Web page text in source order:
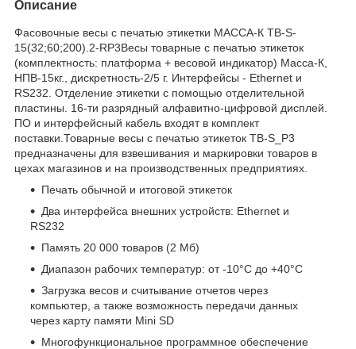
Описание
Фасовочные весы с печатью этикетки МАССА-К ТВ-S-
15(32;60;200).2-RP3Весы товарные с печатью этикеток
(комплектность: платформа + весовой индикатор) Масса-К,
НПВ-15кг., дискретность-2/5 г. Интерфейсы - Ethernet и
RS232. Отделение этикетки с помощью отделительной
пластины. 16-ти разрядный алфавитно-цифровой дисплей.
ПО и интерфейсный кабель входят в комплект
поставки.Товарные весы с печатью этикеток TB-S_P3
предназначены для взвешивания и маркировки товаров в
цехах магазинов и на производственных предприятиях.
Печать обычной и итоговой этикеток
Два интерфейса внешних устройств: Ethernet и
RS232
Память 20 000 товаров (2 Мб)
Диапазон рабочих температур: от -10°C до +40°C
Загрузка весов и считывание отчетов через
компьютер, а также возможность передачи данных
через карту памяти Mini SD
Многофункциональное программное обеспечение